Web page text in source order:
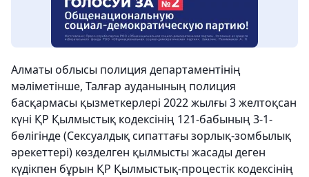
Алматы облысы полиция департаментінің
мәліметінше, Талғар ауданының полиция
басқармасы қызметкерлері 2022 жылғы 3 желтоқсан
күні ҚР Қылмыстық кодексінің 121-бабының 3-1-
бөлігінде (Сексуалдық сипаттағы зорлық-зомбылық
әрекеттері) көзделген қылмысты жасады деген
күдікпен бұрын ҚР Қылмыстық-процестік кодексінің